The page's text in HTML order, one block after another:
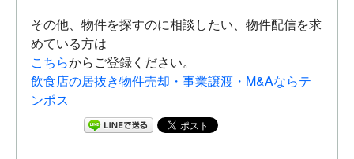
その他、物件を探すのに相談したい、物件配信を求
めている方は
こちらからご登録ください。
飲食店の居抜き物件売却・事業譲渡・M&Aならテ
ンポス